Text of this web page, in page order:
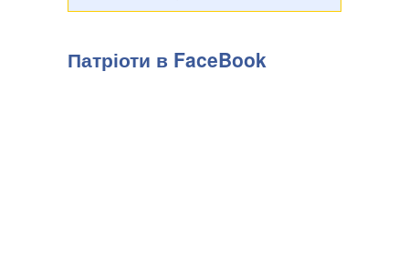
Патріоти в FaceBook